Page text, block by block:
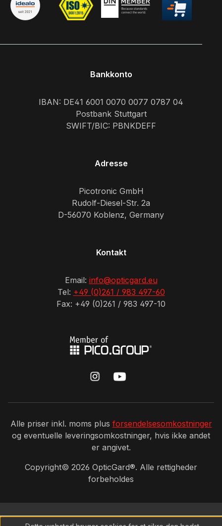
Bankkonto
IBAN: DE41 6001 0070 0077 0787 04
Postbank Stuttgart
SWIFT/BIC: PBNKDEFF
Adresse
Picotronic GmbH
Rudolf-Diesel-Str. 2a
D-56070 Koblenz, Germany
Kontakt
Email: info@opticgard.eu
Tel: +49 (0)261 / 983 497-60
Fax: +49 (0)261 / 983 497-10
Alle priser inkl. moms plus forsendelsesomkostninger
og eventuelle leveringsomkostninger, hvis ikke andet
er angivet.
Copyright© 2026 OpticGard®. Alle rettigheder
forbeholdes